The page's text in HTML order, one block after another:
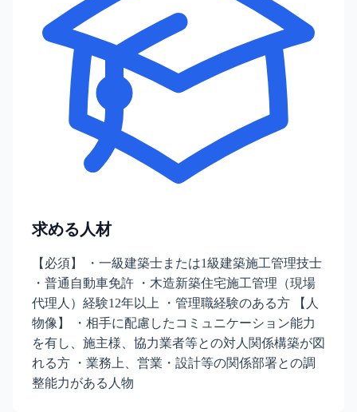
求める人材
【必須】 ・一級建築士または1級建築施工管理技士
・普通自動車免許 ・木造新築住宅施工管理（現場
代理人）経験12年以上 ・管理職経験のある方 【人
物像】 ・相手に配慮したコミュニケーション能力
を有し、施主様、協力業者等との対人関係構築が図
れる方 ・業務上、営業・設計等の関係部署との調
整能力がある人物